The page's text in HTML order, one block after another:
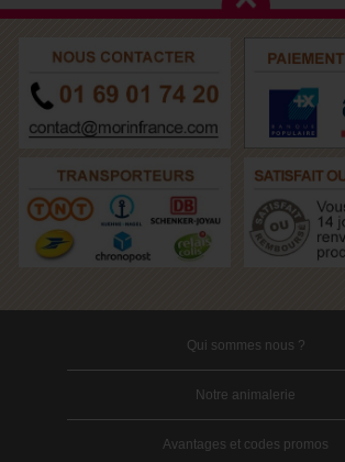
Qui sommes nous ?
Notre animalerie
Avantages et codes promos